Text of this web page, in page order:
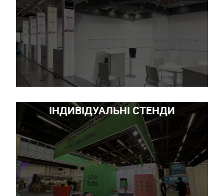
ІНДИВІДУАЛЬНІ СТЕНДИ